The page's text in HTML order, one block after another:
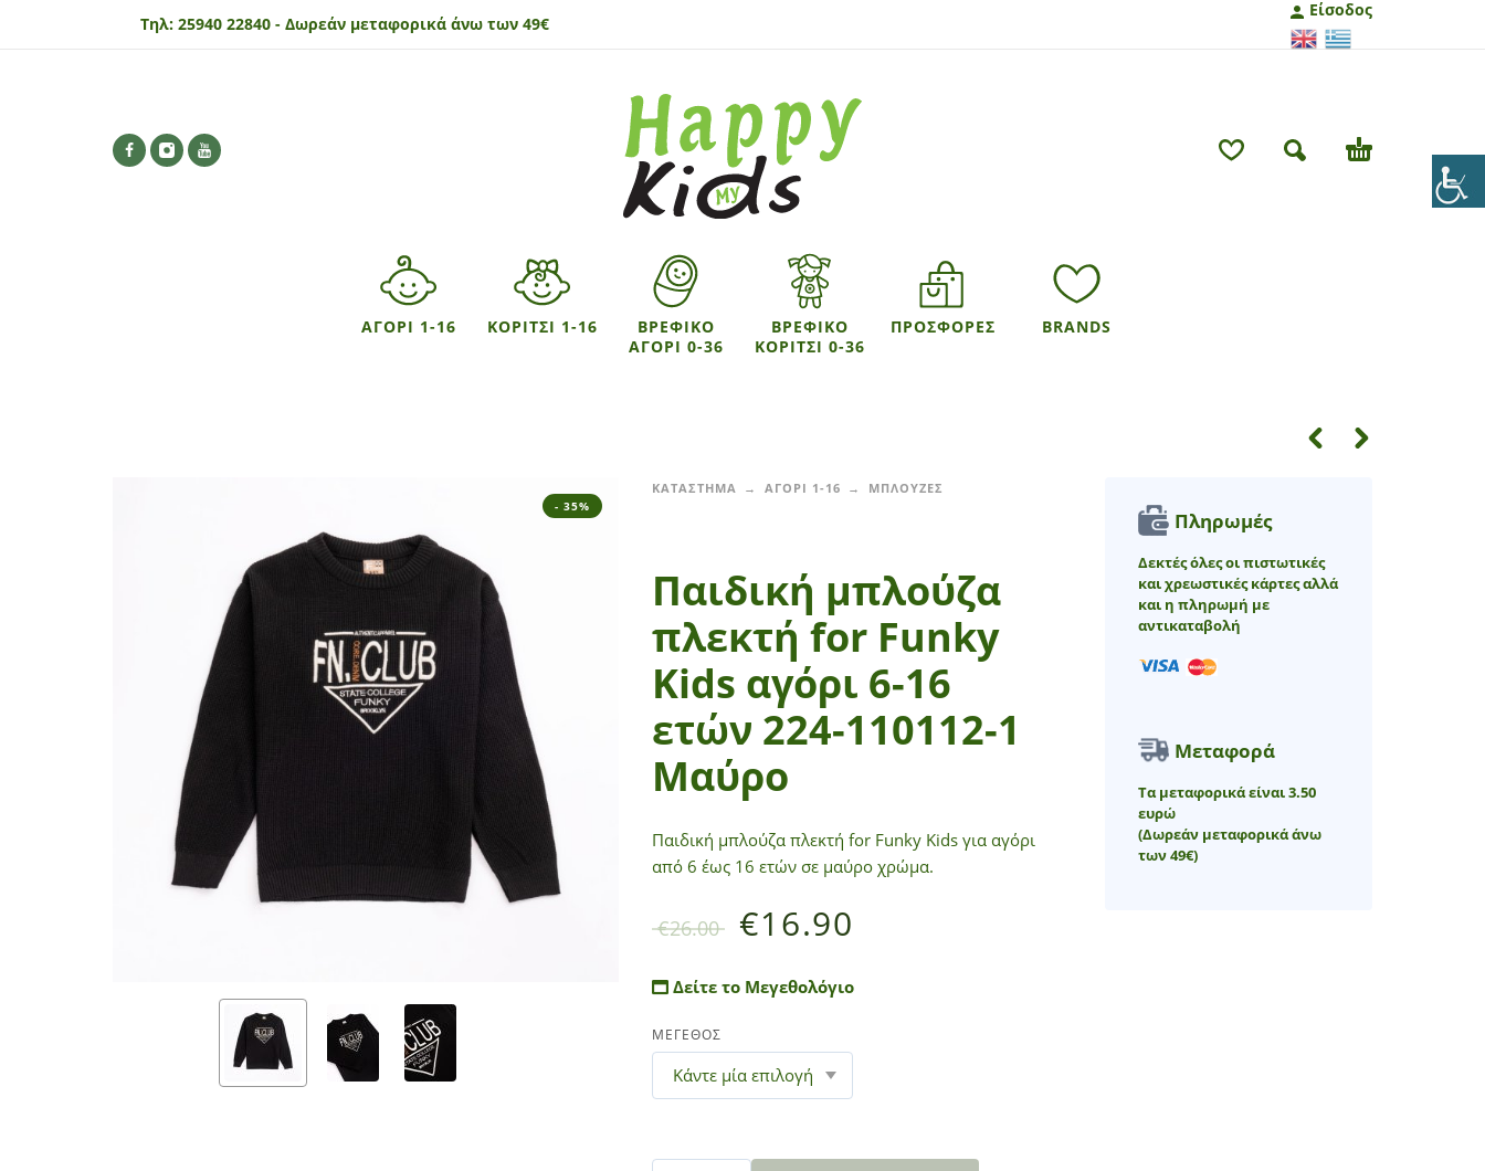
Τηλ: 25940 22840 - Δωρεάν μεταφορικά άνω των 49€
Είσοδος
ΑΓΟΡΙ 1-16 ΚΟΡΙΤΣΙ 1-16
ΒΡΕΦΙΚΟ
ΑΓΟΡΙ 0-36
ΒΡΕΦΙΚΟ
ΚΟΡΙΤΣΙ 0-36
ΠΡΟΣΦΟΡΕΣ BRANDS
- 35%
ΚΑΤΑΣΤΗΜΑ ΑΓΟΡΙ 1-16 ΜΠΛΟΥΖΕΣ
Παιδική μπλούζα
πλεκτή for Funky
Kids αγόρι 6-16
ετών 224-110112-1
Μαύρο
Παιδική μπλούζα πλεκτή for Funky Kids για αγόρι
από 6 έως 16 ετών σε μαύρο χρώμα.
€26.00 €16.90
Δείτε το Μεγεθολόγιο
ΜΕΓΕΘΟΣ
Πληρωμές
Δεκτές όλες οι πιστωτικές
και χρεωστικές κάρτες αλλά
και η πληρωμή με
αντικαταβολή
Μεταφορά
Τα μεταφορικά είναι 3.50
ευρώ
(Δωρεάν μεταφορικά άνω
των 49€)